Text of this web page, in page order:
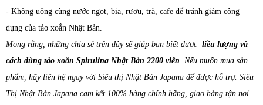
- Không uống cùng nước ngọt, bia, rượu, trà, cafe để tránh giảm công
dụng của tảo xoắn Nhật Bản.
Mong rằng, những chia sẻ trên đây sẽ giúp bạn biết được liều lượng và
cách dùng tảo xoắn Spirulina Nhật Bản 2200 viên . Nếu muốn mua sản
phẩm, hãy liên hệ ngay với Siêu thị Nhật Bản Japana để được hỗ trợ. Siêu
Thị Nhật Bản Japana cam kết 100% hàng chính hãng, giao hàng tận nơi